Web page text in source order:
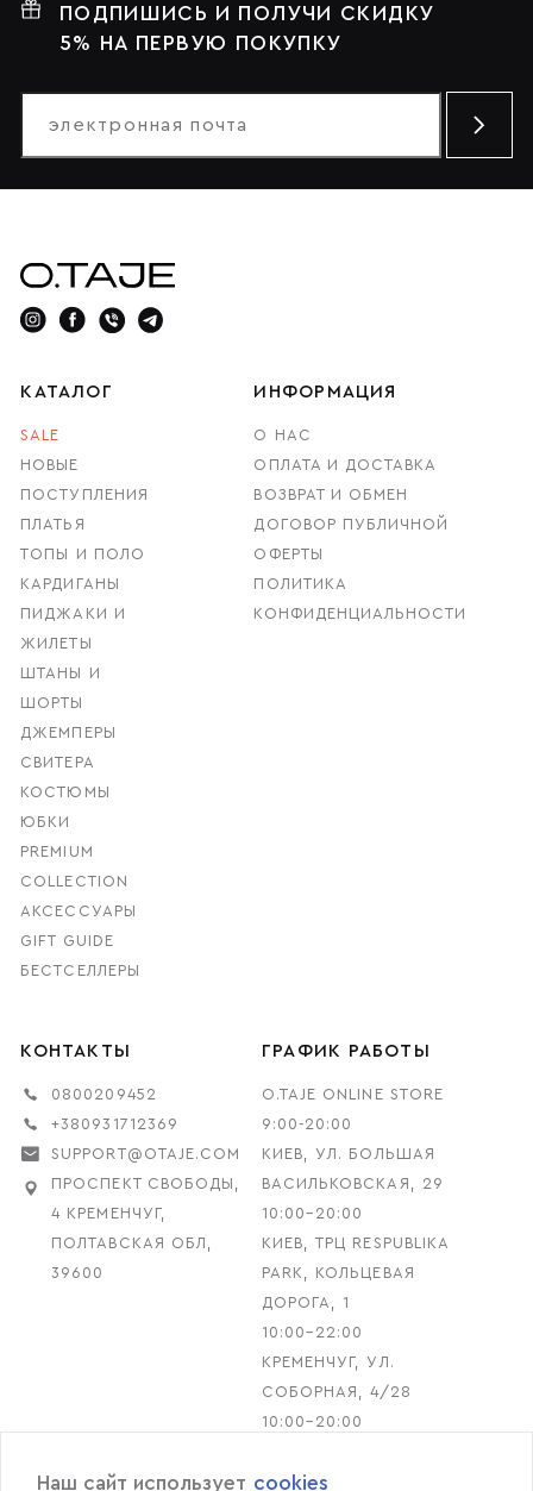
Наш сайт использует cookies
ПОДПИШИСЬ И ПОЛУЧИ СКИДКУ
5% НА ПЕРВУЮ ПОКУПКУ
КАТАЛОГ
SALE
НОВЫЕ
ПОСТУПЛЕНИЯ
ПЛАТЬЯ
ТОПЫ И ПОЛО
КАРДИГАНЫ
ПИДЖАКИ И
ЖИЛЕТЫ
ШТАНЫ И
ШОРТЫ
ДЖЕМПЕРЫ
СВИТЕРА
КОСТЮМЫ
ЮБКИ
PREMIUM
COLLECTION
АКСЕССУАРЫ
GIFT GUIDE
БЕСТСЕЛЛЕРЫ
ИНФОРМАЦИЯ
О НАС
ОПЛАТА И ДОСТАВКА
ВОЗВРАТ И ОБМЕН
ДОГОВОР ПУБЛИЧНОЙ
ОФЕРТЫ
ПОЛИТИКА
КОНФИДЕНЦИАЛЬНОСТИ
КОНТАКТЫ
0800209452
+380931712369
SUPPORT@OTAJE.COM
ПРОСПЕКТ СВОБОДЫ,
4 КРЕМЕНЧУГ,
ПОЛТАВСКАЯ ОБЛ,
39600
ГРАФИК РАБОТЫ
O.TAJE ONLINE STORE
9:00-20:00
КИЕВ, УЛ. БОЛЬШАЯ
ВАСИЛЬКОВСКАЯ, 29
10:00–20:00
КИЕВ, ТРЦ RESPUBLIKA
PARK, КОЛЬЦЕВАЯ
ДОРОГА, 1
10:00–22:00
КРЕМЕНЧУГ, УЛ.
СОБОРНАЯ, 4/28
10:00–20:00